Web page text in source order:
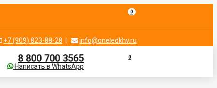
0
+7 (909) 823-88-28 info@oneledkhv.ru
8 800 700 3565
Написать в WhatsApp
0